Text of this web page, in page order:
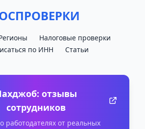
Налоговые проверки
по ИНН
Статьи
отзывы
сотрудников
работодателях от реальных